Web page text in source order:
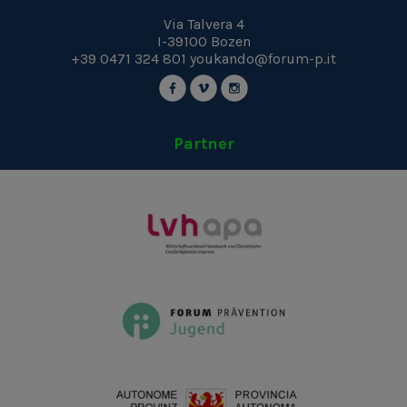
Via Talvera 4
I-39100 Bozen
+39 0471 324 801 youkando@forum-p.it
Partner